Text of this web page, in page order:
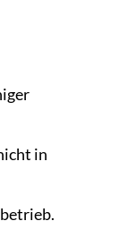
in